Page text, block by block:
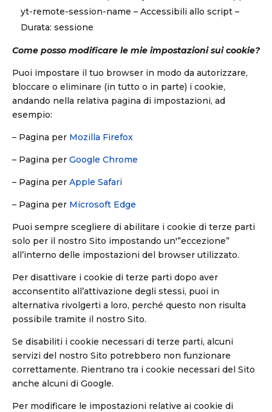
yt-remote-session-name – Accessibili allo script –
Durata: sessione
Come posso modificare le mie impostazioni sui cookie?
Puoi impostare il tuo browser in modo da autorizzare,
bloccare o eliminare (in tutto o in parte) i cookie,
andando nella relativa pagina di impostazioni, ad
esempio:
– Pagina per Mozilla Firefox
– Pagina per Google Chrome
– Pagina per Apple Safari
– Pagina per Microsoft Edge
Puoi sempre scegliere di abilitare i cookie di terze parti
solo per il nostro Sito impostando un'”eccezione”
all’interno delle impostazioni del browser utilizzato.
Per disattivare i cookie di terze parti dopo aver
acconsentito all’attivazione degli stessi, puoi in
alternativa rivolgerti a loro, perché questo non risulta
possibile tramite il nostro Sito.
Se disabiliti i cookie necessari di terze parti, alcuni
servizi del nostro Sito potrebbero non funzionare
correttamente. Rientrano tra i cookie necessari del Sito
anche alcuni di Google.
Per modificare le impostazioni relative ai cookie di